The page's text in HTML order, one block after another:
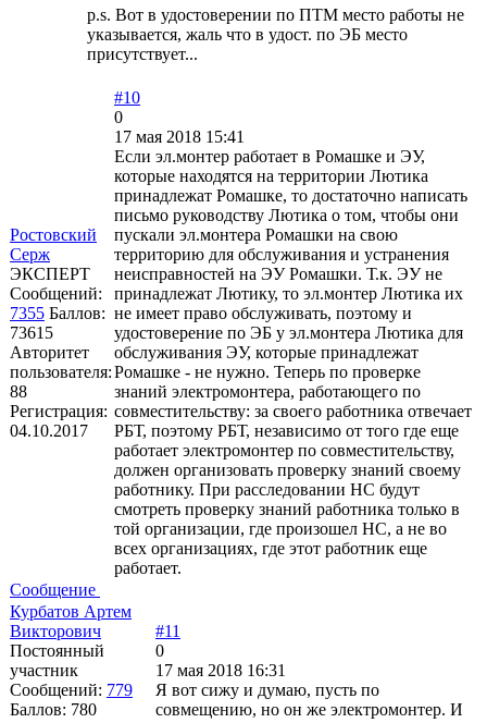
p.s. Вот в удостоверении по ПТМ место работы не
указывается, жаль что в удост. по ЭБ место
присутствует...
Ростовский
Серж
ЭКСПЕРТ
Сообщений:
7355 Баллов:
73615
Авторитет
пользователя:
88
Регистрация:
04.10.2017
#10
0
17 мая 2018 15:41
Если эл.монтер работает в Ромашке и ЭУ,
которые находятся на территории Лютика
принадлежат Ромашке, то достаточно написать
письмо руководству Лютика о том, чтобы они
пускали эл.монтера Ромашки на свою
территорию для обслуживания и устранения
неисправностей на ЭУ Ромашки. Т.к. ЭУ не
принадлежат Лютику, то эл.монтер Лютика их
не имеет право обслуживать, поэтому и
удостоверение по ЭБ у эл.монтера Лютика для
обслуживания ЭУ, которые принадлежат
Ромашке - не нужно. Теперь по проверке
знаний электромонтера, работающего по
совместительству: за своего работника отвечает
РБТ, поэтому РБТ, независимо от того где еще
работает электромонтер по совместительству,
должен организовать проверку знаний своему
работнику. При расследовании НС будут
смотреть проверку знаний работника только в
той организации, где произошел НС, а не во
всех организациях, где этот работник еще
работает.
Сообщение
Курбатов Артем
Викторович
Постоянный
участник
Сообщений: 779
Баллов: 780
#11
0
17 мая 2018 16:31
Я вот сижу и думаю, пусть по
совмещению, но он же электромонтер. И